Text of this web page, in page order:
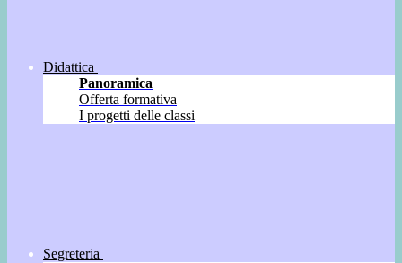
Didattica
Panoramica
Offerta formativa
I progetti delle classi
Segreteria